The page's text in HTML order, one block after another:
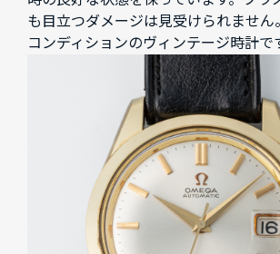
も目立つダメージは見受けられません
コンディションのヴィンテージ時計で